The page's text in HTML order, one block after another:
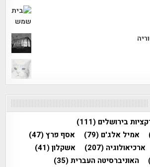
בירושלים (111)
אמיל אלג'ם (79) אסף פרץ(47)
ארכיאולוגיה (207) אשקלון(41)
האוניברסיטה העברית(35)